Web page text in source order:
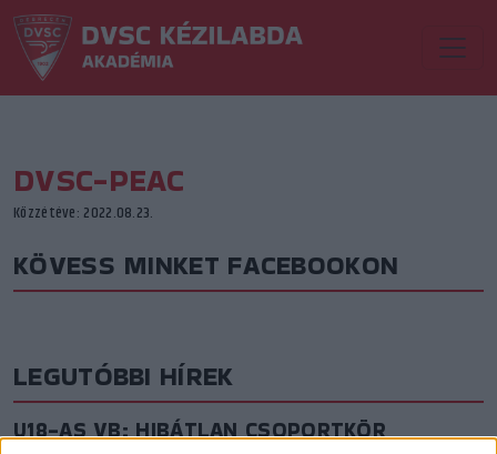
DVSC-PEAC
Közzétéve: 2022.08.23.
KÖVESS MINKET FACEBOOKON
LEGUTÓBBI HÍREK
U18-AS VB: HIBÁTLAN CSOPORTKÖR